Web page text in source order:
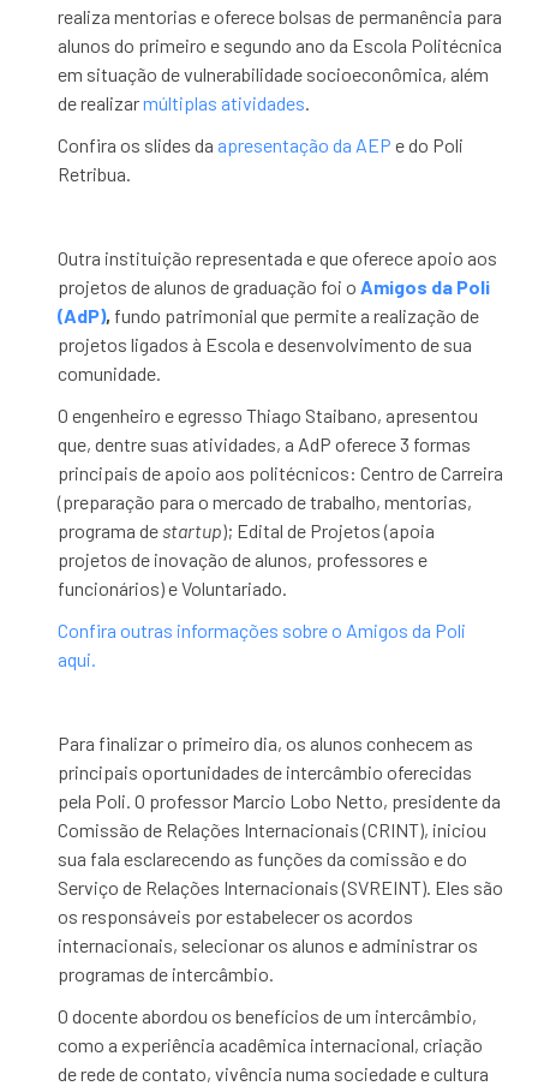
realiza mentorias e oferecebolsas de permanência para
alunos do primeiro e segundo ano da Escola Politécnica
em situação de vulnerabilidade socioeconômica, além
de realizarmúltiplas atividades.
Confira os slides da apresentação da AEP e do Poli
Retribua.
Outra instituição representada e que oferece apoio aos
projetos de alunos de graduação foi oAmigos da Poli
(AdP), fundo patrimonial que permite a realização de
projetos ligados à Escola e desenvolvimento de sua
comunidade.
O engenheiro e egresso Thiago Staibano, apresentou
que, dentre suas atividades, a AdP oferece 3 formas
principais de apoio aos politécnicos: Centro de Carreira
(preparação para o mercado de trabalho, mentorias,
programa de startup); Edital de Projetos (apoia
projetos de inovação de alunos, professores e
funcionários) e Voluntariado.
Confira outras informações sobre o Amigos da Poli
aqui.
Para finalizar o primeiro dia, os alunos conhecem as
principais oportunidades de intercâmbio oferecidas
pela Poli. O professor Marcio Lobo Netto, presidente da
Comissão de Relações Internacionais (CRINT), iniciou
sua fala esclarecendo as funções da comissão e do
Serviço de Relações Internacionais (SVREINT). Eles são
os responsáveis por estabelecer os acordos
internacionais, selecionar os alunos e administrar os
programas de intercâmbio.
O docente abordou os benefícios de um intercâmbio,
como a experiência acadêmica internacional, criação
de rede de contato, vivência numa sociedade e cultura